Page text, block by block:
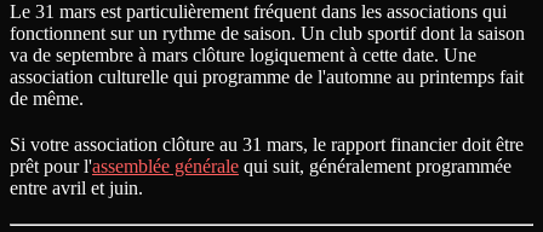
Le 31 mars est particulièrement fréquent dans les associations qui
fonctionnent sur un rythme de saison. Un club sportif dont la saison
va de septembre à mars clôture logiquement à cette date. Une
association culturelle qui programme de l'automne au printemps fait
de même.
Si votre association clôture au 31 mars, le rapport financier doit être
prêt pour l'assemblée générale qui suit, généralement programmée
entre avril et juin.